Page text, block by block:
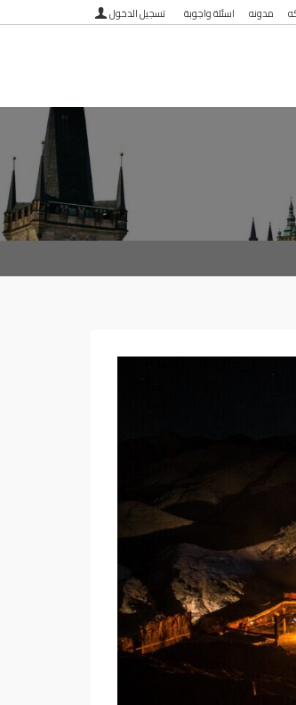
مدونه اسئلة واجوبة تسجيل الدخول